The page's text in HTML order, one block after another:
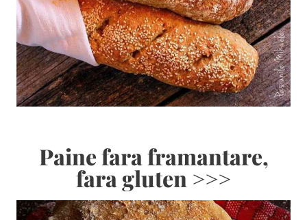
Paine fara framantare,
fara gluten >>>